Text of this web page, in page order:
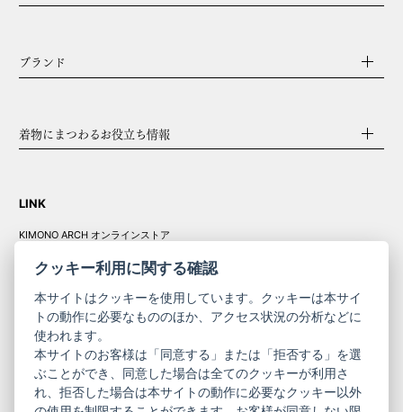
ブランド
着物にまつわるお役立ち情報
LINK
KIMONO ARCH オンラインストア
コーポレート
サイト
きものやまと振
袖
サイト
クッキー利用に関する確認
本サイトはクッキーを使用しています。クッキーは本サイ
トの動作に必要なもののほか、アクセス状況の分析などに
使われます。
本サイトのお客様は「同意する」または「拒否する」を選
ぶことができ、同意した場合は全てのクッキーが利用さ
れ、拒否した場合は本サイトの動作に必要なクッキー以外